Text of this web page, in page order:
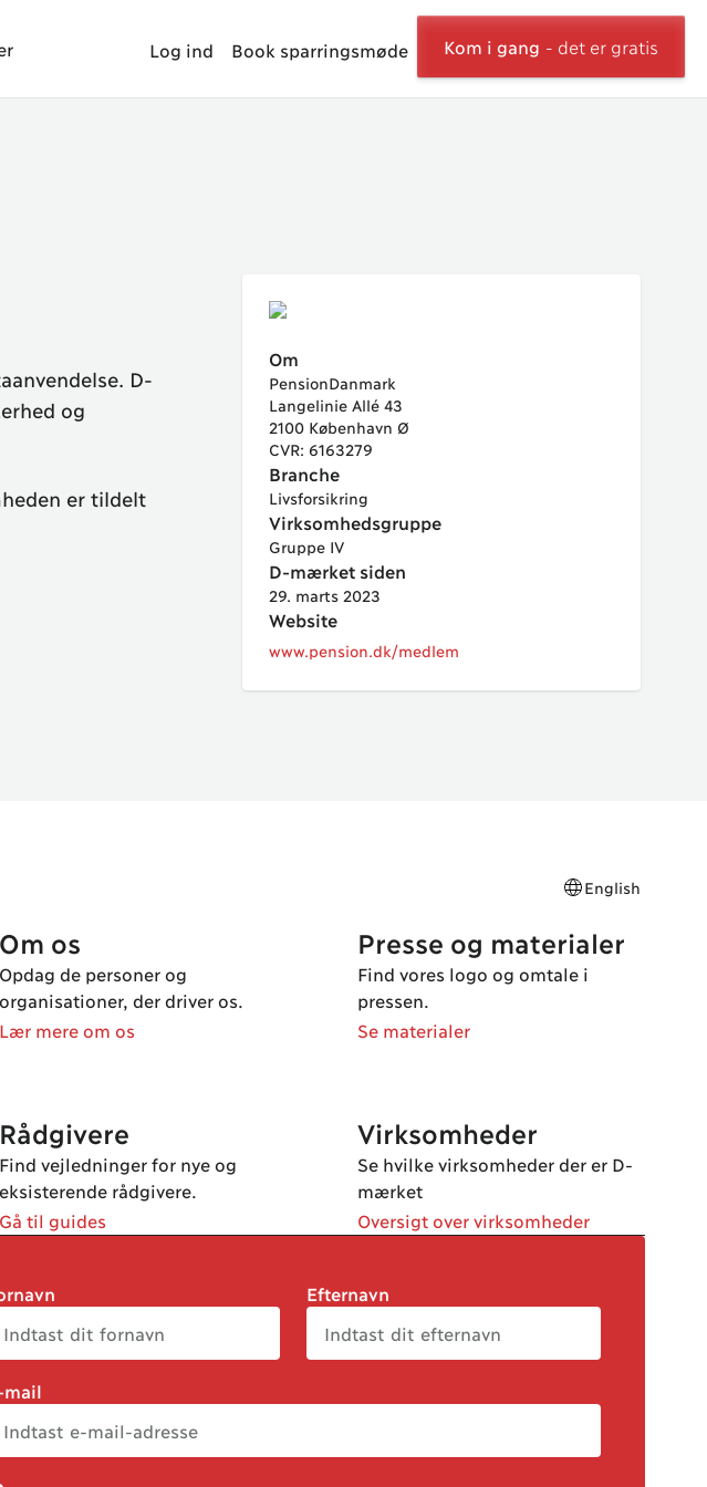
Log ind Book sparringsmøde Kom i gang - det er gratis
Om
PensionDanmark
Langelinie Allé 43
2100 København Ø
CVR: 6163279
Branche
Livsforsikring
Virksomhedsgruppe
Gruppe IV
D-mærket siden
29. marts 2023
Website
www.pension.dk/medlem
D-
og
er tildelt
English
Om os
Opdag de personer og
organisationer, der driver os.
Lær mere om os
Presse og materialer
Find vores logo og omtale i
pressen.
Se materialer
Rådgivere
Find vejledninger for nye og
eksisterende rådgivere.
Gå til guides
Virksomheder
Se hvilke virksomheder der er D-
mærket
Oversigt over virksomheder
Efternavn
mail